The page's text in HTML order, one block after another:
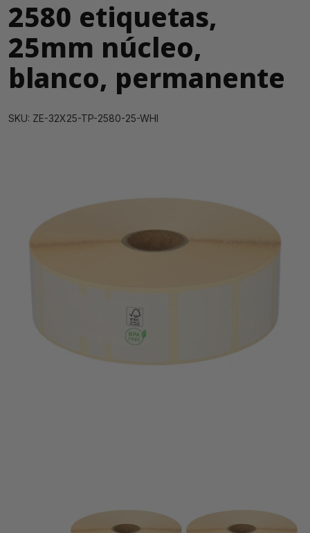
2580 etiquetas,
25mm núcleo,
blanco, permanente
SKU: ZE-32X25-TP-2580-25-WHI